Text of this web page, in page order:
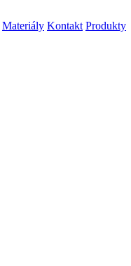
Materiály Kontakt Produkty